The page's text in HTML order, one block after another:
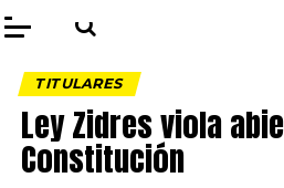
TITULARES
Ley Zidres viola
Constitución